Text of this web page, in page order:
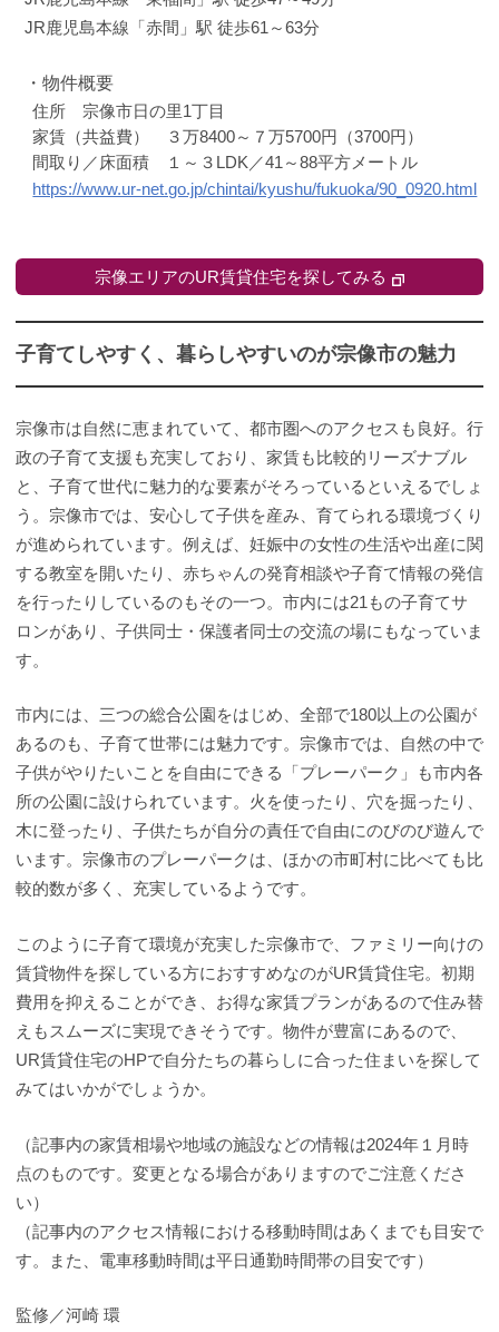
JR鹿児島本線「赤間」駅 徒歩61～63分
・物件概要
住所 宗像市日の里1丁目
家賃（共益費） ３万8400～７万5700円（3700円）
間取り／床面積 １～３LDK／41～88平方メートル
https://www.ur-net.go.jp/chintai/kyushu/fukuoka/90_0920.html
宗像エリアのUR賃貸住宅を探してみる
子育てしやすく、暮らしやすいのが宗像市の魅力
宗像市は自然に恵まれていて、都市圏へのアクセスも良好。行
政の子育て支援も充実しており、家賃も比較的リーズナブル
と、子育て世代に魅力的な要素がそろっているといえるでしょ
う。宗像市では、安心して子供を産み、育てられる環境づくり
が進められています。例えば、妊娠中の女性の生活や出産に関
する教室を開いたり、赤ちゃんの発育相談や子育て情報の発信
を行ったりしているのもその一つ。市内には21もの子育てサ
ロンがあり、子供同士・保護者同士の交流の場にもなっていま
す。
市内には、三つの総合公園をはじめ、全部で180以上の公園が
あるのも、子育て世帯には魅力です。宗像市では、自然の中で
子供がやりたいことを自由にできる「プレーパーク」も市内各
所の公園に設けられています。火を使ったり、穴を掘ったり、
木に登ったり、子供たちが自分の責任で自由にのびのび遊んで
います。宗像市のプレーパークは、ほかの市町村に比べても比
較的数が多く、充実しているようです。
このように子育て環境が充実した宗像市で、ファミリー向けの
賃貸物件を探している方におすすめなのがUR賃貸住宅。初期
費用を抑えることができ、お得な家賃プランがあるので住み替
えもスムーズに実現できそうです。物件が豊富にあるので、
UR賃貸住宅のHPで自分たちの暮らしに合った住まいを探して
みてはいかがでしょうか。
（記事内の家賃相場や地域の施設などの情報は2024年１月時
点のものです。変更となる場合がありますのでご注意くださ
い）
（記事内のアクセス情報における移動時間はあくまでも目安で
す。また、電車移動時間は平日通勤時間帯の目安です）
監修／河崎 環